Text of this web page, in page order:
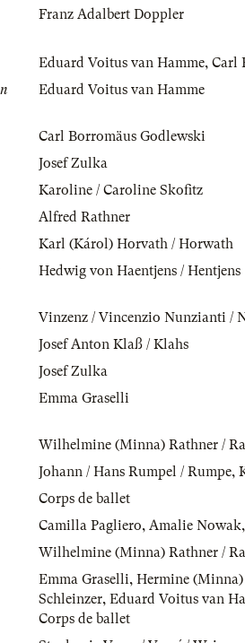
Franz Adalbert Doppler
Eduard Voitus van Hamme, Carl
Eduard Voitus van Hamme
Carl Borromäus Godlewski
Josef Zulka
Karoline / Caroline Skofitz
Alfred Rathner
Karl (Károl) Horvath / Horwath
Hedwig von Haentjens / Hentjens
Vinzenz / Vincenzio Nunzianti /
Josef Anton Klaß / Klahs
Josef Zulka
Emma Graselli
Wilhelmine (Minna) Rathner /
Johann / Hans Rumpel / Rumpe,
Corps de ballet
Camilla Pagliero, Amalie Nowak,
Wilhelmine (Minna) Rathner /
Emma Graselli, Hermine
Schleinzer, Eduard Voitus van
Corps de ballet